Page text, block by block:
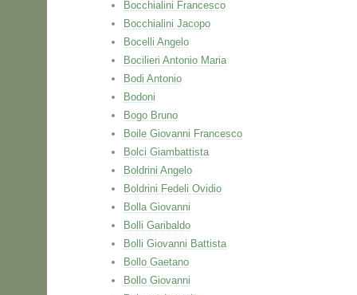
Bocchialini Francesco
Bocchialini Jacopo
Bocelli Angelo
Bocilieri Antonio Maria
Bodi Antonio
Bodoni
Bogo Bruno
Boile Giovanni Francesco
Bolci Giambattista
Boldrini Angelo
Boldrini Fedeli Ovidio
Bolla Giovanni
Bolli Garibaldo
Bolli Giovanni Battista
Bollo Gaetano
Bollo Giovanni